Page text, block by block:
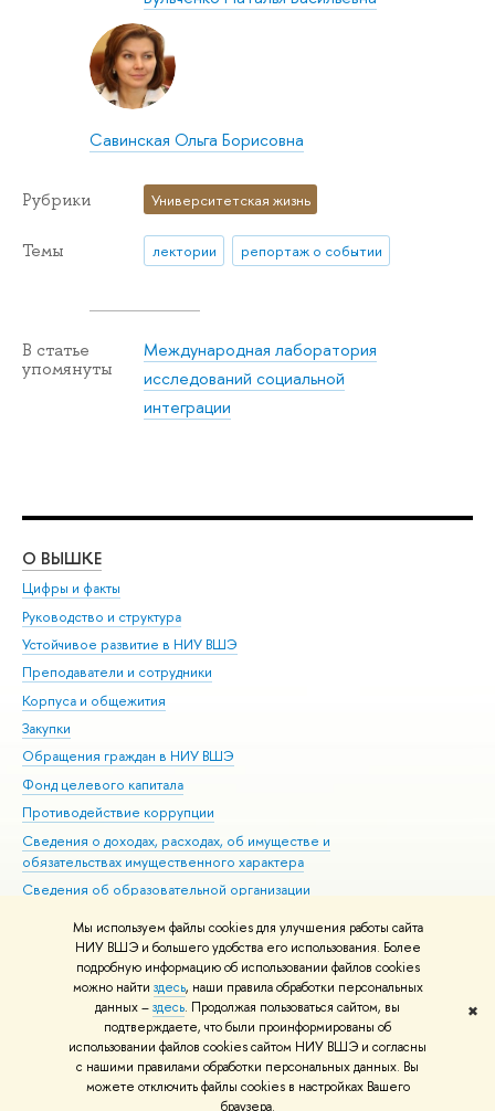
Мы используем файлы cookies для улучшения работы сайта
НИУ ВШЭ и большего удобства его использования. Более
подробную информацию об использовании файлов cookies
можно найти здесь, наши правила обработки персональных
данных –здесь. Продолжая пользоваться сайтом, вы
подтверждаете, что были проинформированы об
использовании файлов cookies сайтом НИУ ВШЭ и согласны
с нашими правилами обработки персональных данных. Вы
можете отключить файлы cookies в настройках Вашего
браузера.
✖
Савинская Ольга Борисовна
Рубрики Университетская жизнь
Темы лектории репортаж о событии
В статье
упомянуты
Международная лаборатория
исследований социальной
интеграции
О ВЫШКЕ
Цифры и факты
Руководство и структура
Устойчивое развитие в НИУ ВШЭ
Преподаватели и сотрудники
Корпуса и общежития
Закупки
Обращения граждан в НИУ ВШЭ
Фонд целевого капитала
Противодействие коррупции
Сведения о доходах, расходах, об имуществе и
обязательствах имущественного характера
Сведения об образовательной организации
Людям с ограниченными возможностями здоровья
Единая платежная страница
Работа в Вышке
© НИУ ВШЭ 1993–2026 Адреса и контакты Условия использования
материалов Политика конфиденциальности Карта сайта
Шрифты HSE Sans и HSE Slab разработаны вШколе дизайна НИУ ВШЭ